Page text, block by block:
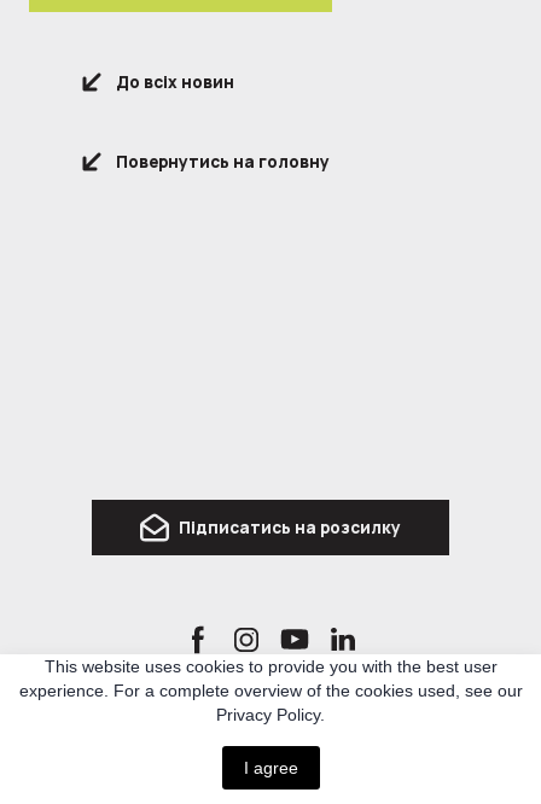
До всіх новин
Повернутись на головну
Підписатись на розсилку
Ro3kvit Urban Coalition for Ukraine is a network of Ukrainian and international experts
in architecture, urban planning and related topics, who united to develop knowledge
All rights Reserved
This website uses cookies to provide you with the best user
experience. For a complete overview of the cookies used, see our
Privacy Policy.
I agree